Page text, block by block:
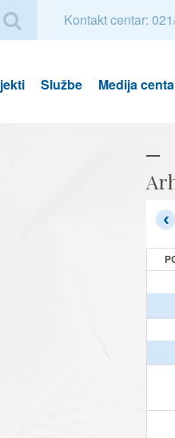
Kontakt centar:
Službe Medija